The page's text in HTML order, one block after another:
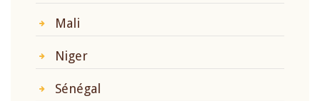
Mali
Niger
Sénégal